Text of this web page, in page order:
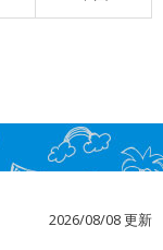
2026/08/08 更新